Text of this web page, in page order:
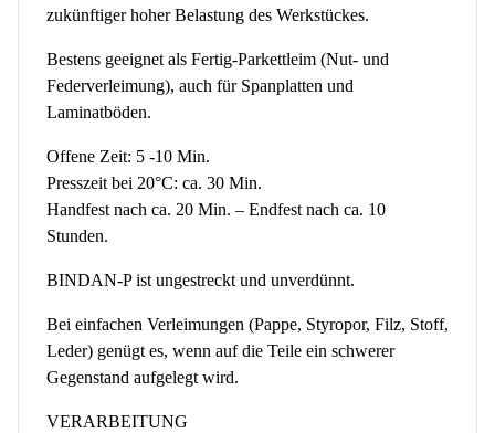
zukünftiger hoher Belastung des Werkstückes.
Bestens geeignet als Fertig-Parkettleim (Nut- und
Federverleimung), auch für Spanplatten und
Laminatböden.
Offene Zeit: 5 -10 Min.
Presszeit bei 20°C: ca. 30 Min.
Handfest nach ca. 20 Min. – Endfest nach ca. 10
Stunden.
BINDAN-P ist ungestreckt und unverdünnt.
Bei einfachen Verleimungen (Pappe, Styropor, Filz, Stoff,
Leder) genügt es, wenn auf die Teile ein schwerer
Gegenstand aufgelegt wird.
VERARBEITUNG